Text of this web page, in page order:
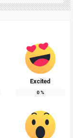
Excited
0%